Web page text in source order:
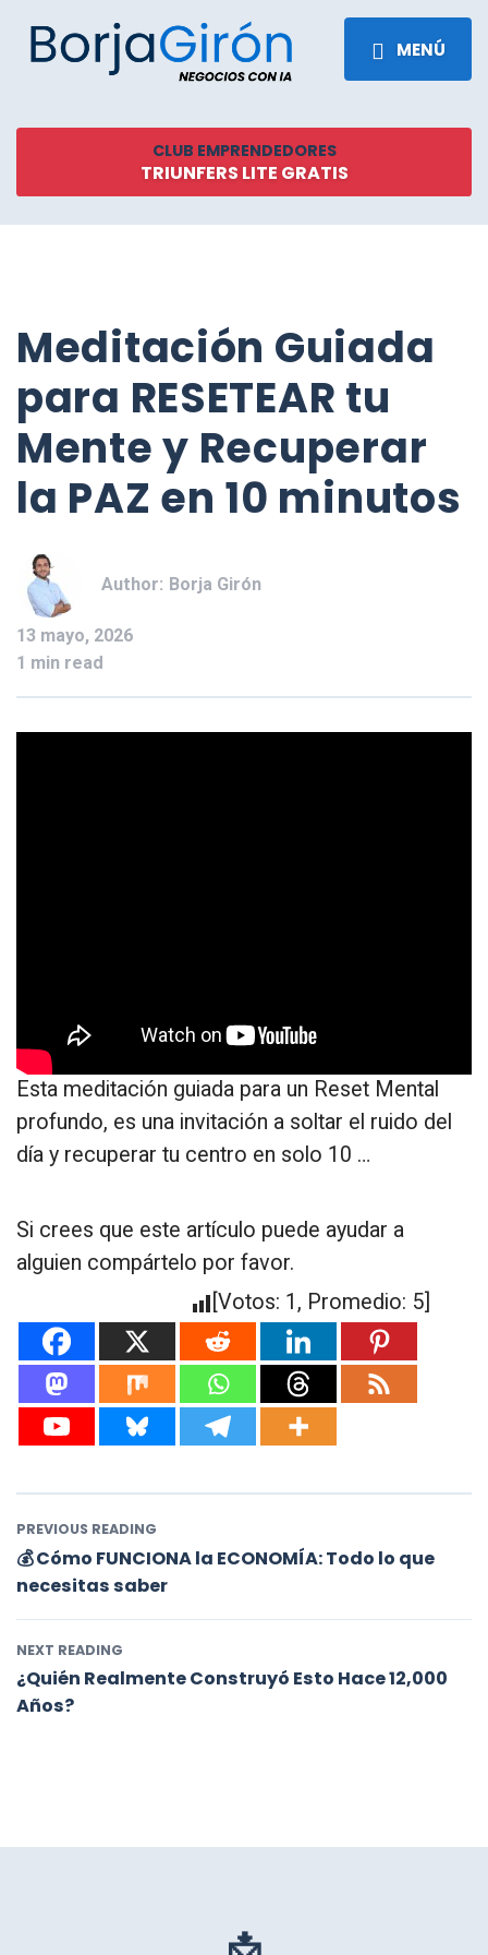
MENÚ
CLUB EMPRENDEDORES
TRIUNFERS LITE GRATIS
Meditación Guiada
para RESETEAR tu
Mente y Recuperar
la PAZ en 10 minutos
Author: Borja Girón
13 mayo, 2026
1 min read
Esta meditación guiada para un Reset Mental
profundo, es una invitación a soltar el ruido del
día y recuperar tu centro en solo 10 …
Si crees que este artículo puede ayudar a
alguien compártelo por favor.
[Votos: 1 , Promedio: 5
PREVIOUS READING
💰 Cómo FUNCIONA la ECONOMÍA: Todo lo que
necesitas saber
NEXT READING
¿Quién Realmente Construyó Esto Hace 12,000
Años?